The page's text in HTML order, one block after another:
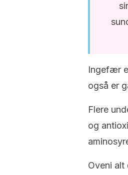
Ingefær
også er
Flere
og
Oveni alt